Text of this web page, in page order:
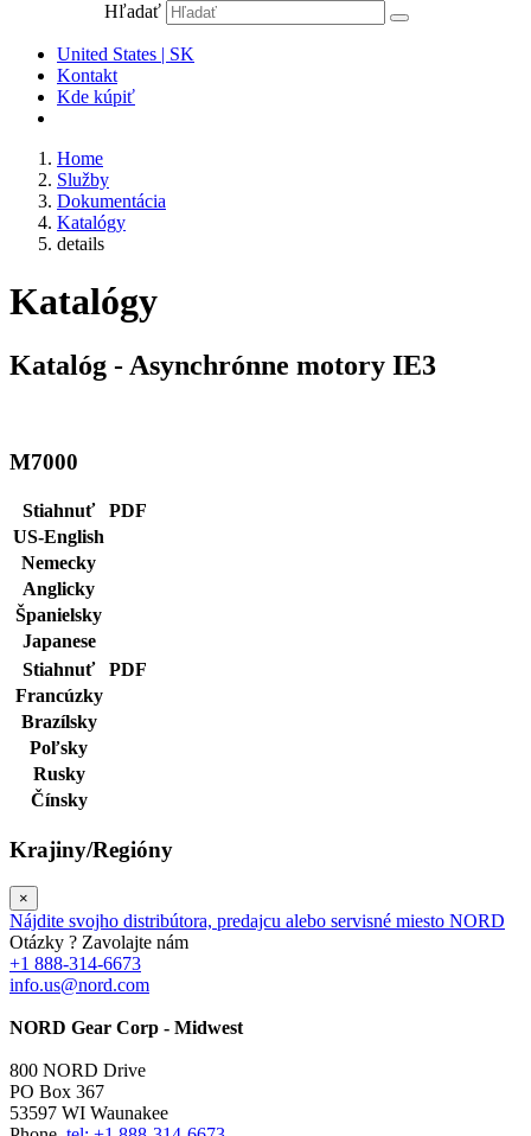
Hľadať
United States | SK
Kontakt
Kde kúpiť
Home
Služby
Dokumentácia
Katalógy
details
Katalógy
Katalóg - Asynchrónne motory IE3
M7000
Stiahnuť
PDF
US-English
Nemecky
Anglicky
Španielsky
Japanese
Stiahnuť
PDF
Francúzky
Brazílsky
Poľsky
Rusky
Čínsky
Krajiny/Regióny
×
Nájdite svojho distribútora, predajcu alebo servisné miesto NORD
Otázky ? Zavolajte nám
+1 888-314-6673
info.us@nord.com
NORD Gear Corp - Midwest
800 NORD Drive
PO Box 367
53597 WI Waunakee